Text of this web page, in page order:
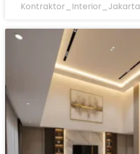
Kontraktor_Interior_Jakarta